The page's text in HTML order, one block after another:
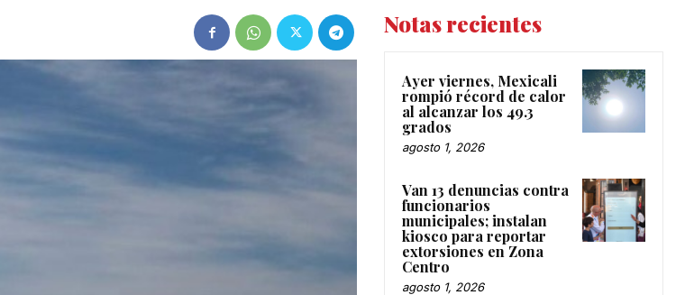
Notas recientes
Ayer viernes, Mexicali
rompió récord de calor
al alcanzar los 49.3
grados
agosto 1, 2026
Van 13 denuncias contra
funcionarios
municipales; instalan
kiosco para reportar
extorsiones en Zona
Centro
agosto 1, 2026